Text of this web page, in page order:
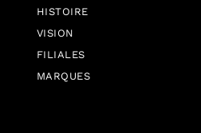
HISTOIRE
VISION
FILIALES
MARQUES